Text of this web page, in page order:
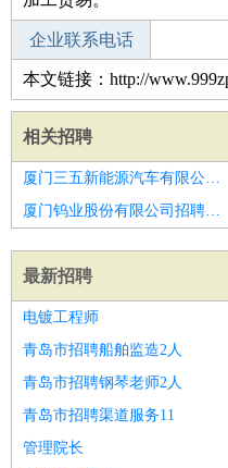
企业联系电话
本文链接：http://
相关招聘
厦门三五新能源汽车有限公司招聘造价师和设计师和详图师
厦门钨业股份有限公司招聘装饰合约造价工程师
最新招聘
电镀工程师
青岛市招聘船舶监造2人
青岛市招聘钢琴老师2人
青岛市招聘渠道服务11
管理院长